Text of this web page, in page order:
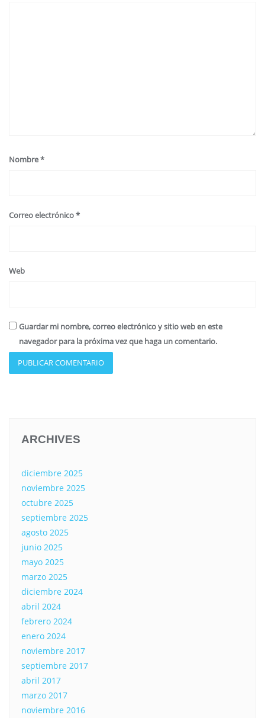
Nombre*
Correo electrónico*
Web
Guardar mi nombre, correo electrónico y sitio web en este
navegador para la próxima vez que haga un comentario.
ARCHIVES
diciembre 2025
noviembre 2025
octubre 2025
septiembre 2025
agosto 2025
junio 2025
mayo 2025
marzo 2025
diciembre 2024
abril 2024
febrero 2024
enero 2024
noviembre 2017
septiembre 2017
abril 2017
marzo 2017
noviembre 2016